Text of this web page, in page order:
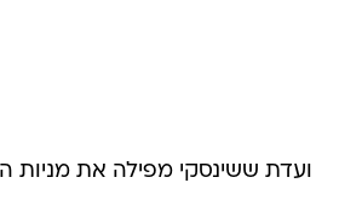
ועדת ששינסקי מפילה את מניות